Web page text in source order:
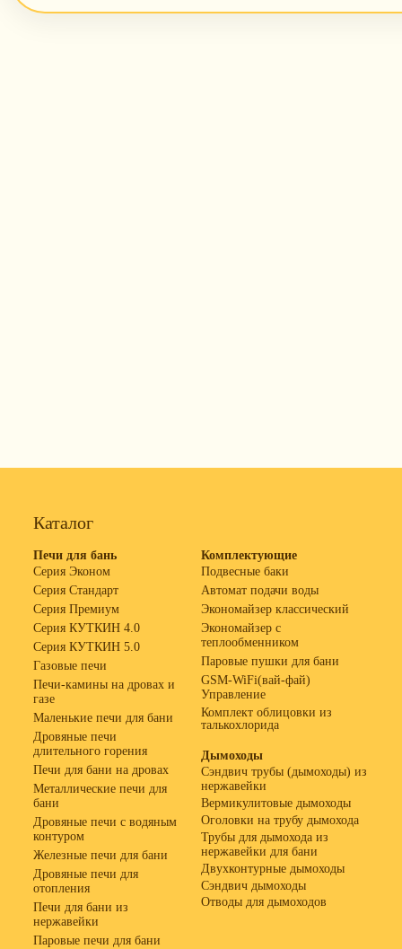
Каталог
Печи для бань
Серия Эконом
Серия Стандарт
Серия Премиум
Серия КУТКИН 4.0
Серия КУТКИН 5.0
Газовые печи
Печи-камины на дровах и
газе
Маленькие печи для бани
Дровяные печи
длительного горения
Печи для бани на дровах
Металлические печи для
бани
Дровяные печи с водяным
контуром
Железные печи для бани
Дровяные печи для
отопления
Печи для бани из
нержавейки
Паровые печи для бани
Комплектующие
Подвесные баки
Автомат подачи воды
Экономайзер классический
Экономайзер с
теплообменником
Паровые пушки для бани
GSM-WiFi(вай-фай)
Управление
Комплект облицовки из
талькохлорида
Дымоходы
Сэндвич трубы (дымоходы) из
нержавейки
Вермикулитовые дымоходы
Оголовки на трубу дымохода
Трубы для дымохода из
нержавейки для бани
Двухконтурные дымоходы
Сэндвич дымоходы
Отводы для дымоходов